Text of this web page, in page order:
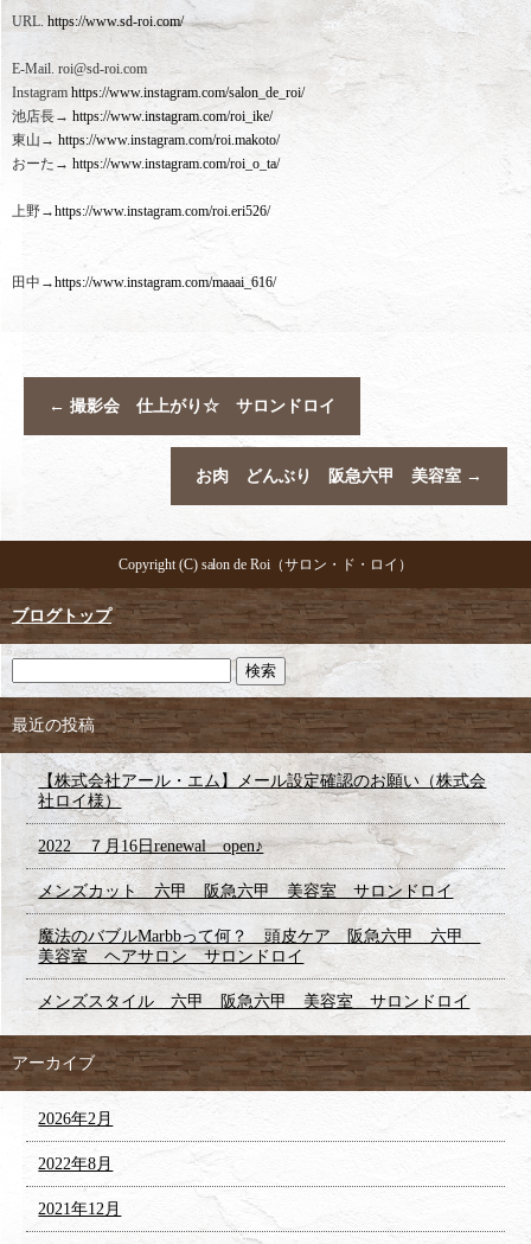
URL. https://www.sd-roi.com/
E-Mail. roi@sd-roi.com
Instagram https://www.instagram.com/salon_de_roi/
池店長→ https://www.instagram.com/roi_ike/
東山→ https://www.instagram.com/roi.makoto/
おーた→ https://www.instagram.com/roi_o_ta/
上野→https://www.instagram.com/roi.eri526/
田中→https://www.instagram.com/maaai_616/
← 撮影会 仕上がり☆ サロンドロイ
お肉 どんぶり 阪急六甲 美容室 →
Copyright (C) salon de Roi（サロン・ド・ロイ）
ブログトップ
最近の投稿
【株式会社アール・エム】メール設定確認のお願い（株式会
社ロイ様）
2022 ７月16日renewal open♪
メンズカット 六甲 阪急六甲 美容室 サロンドロイ
魔法のバブルMarbbって何？ 頭皮ケア 阪急六甲 六甲
美容室 ヘアサロン サロンドロイ
メンズスタイル 六甲 阪急六甲 美容室 サロンドロイ
アーカイブ
2026年2月
2022年8月
2021年12月